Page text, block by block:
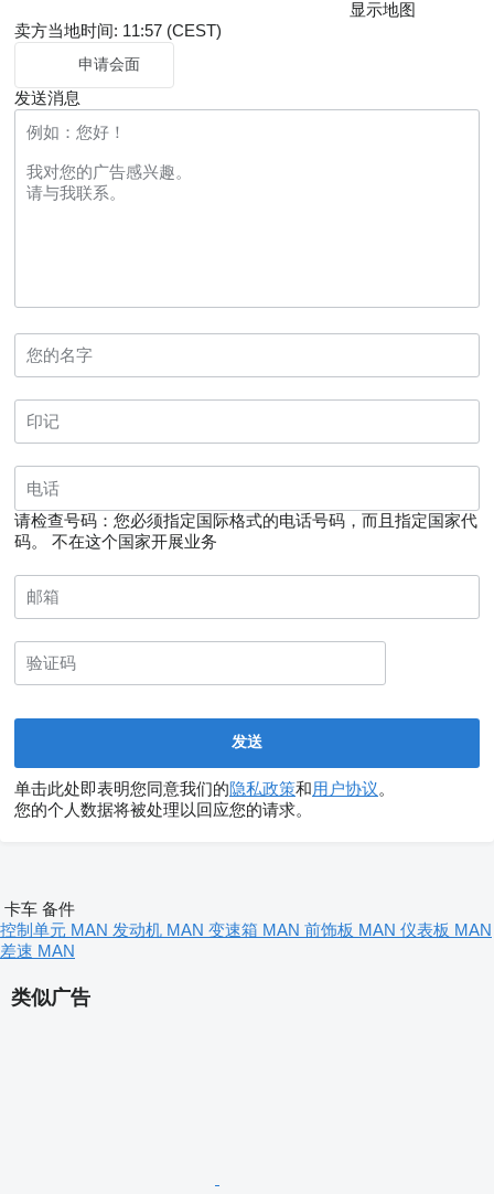
显示地图
卖方当地时间: 11:57 (CEST)
申请会面
发送消息
请检查号码：您必须指定国际格式的电话号码，而且指定国家代
码。
不在这个国家开展业务
单击此处即表明您同意我们的隐私政策和用户协议。
您的个人数据将被处理以回应您的请求。
类似广告
卡车 备件
控制单元 MAN 发动机 MAN 变速箱 MAN 前饰板 MAN 仪表板 MAN
差速 MAN